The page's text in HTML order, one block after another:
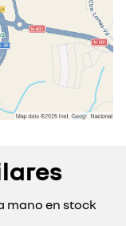
mano en stock